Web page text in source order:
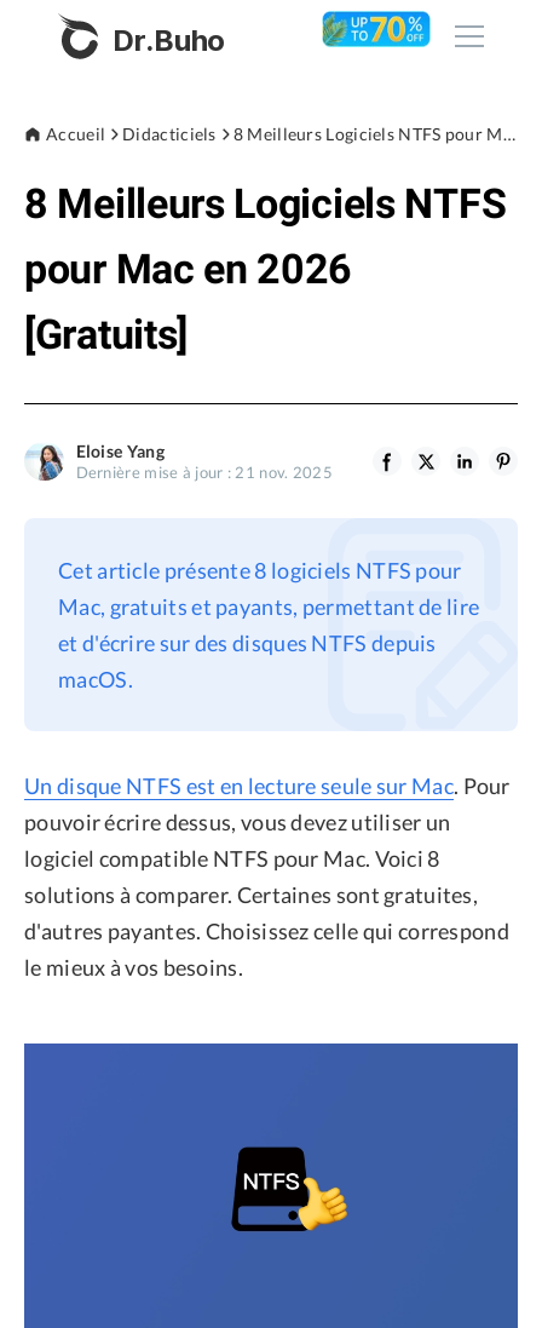
Dr.Buho
Produits
BuhoCleaner
BuhoRepair
BuhoLaunchpad
Boutique
Blog
Confidentialité
Conditions générales
Politique de
Accueil Didacticiels 8 Meilleurs Logiciels NTFS pour Mac en 2026 [Gratuits]
8 Meilleurs Logiciels NTFS
pour Mac en 2026
[Gratuits]
Eloise Yang
Dernière mise à jour : 21 nov. 2025
Cet article présente 8 logiciels NTFS pour
Mac, gratuits et payants, permettant de lire
et d'écrire sur des disques NTFS depuis
macOS.
Un disque NTFS est en lecture seule sur Mac. Pour
pouvoir écrire dessus, vous devez utiliser un
logiciel compatible NTFS pour Mac. Voici 8
solutions à comparer. Certaines sont gratuites,
d'autres payantes. Choisissez celle qui correspond
le mieux à vos besoins.